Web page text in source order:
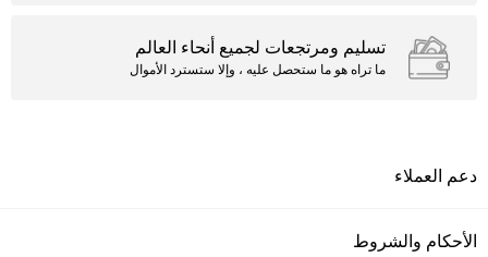
تسليم ومرتجعات لجميع أنحاء العالم
ما تراه هو ما ستحصل عليه ، وإلا ستسترد الأموال
دعم العملاء
الأحكام والشروط